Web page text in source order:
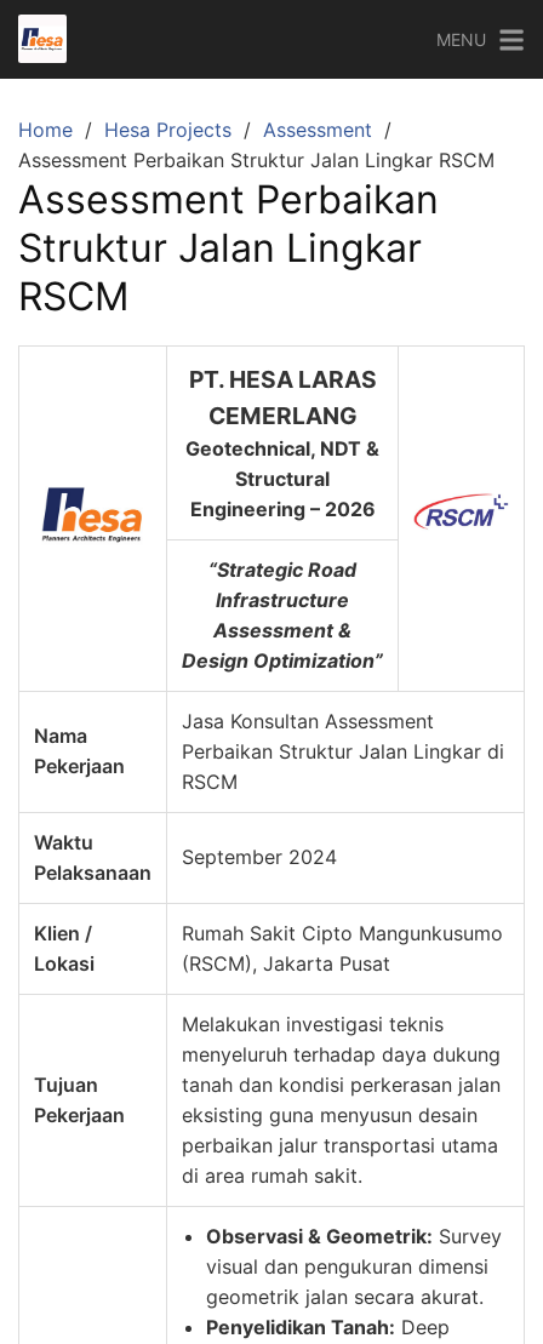
Skip
content
MENU
Home Hesa Projects
Assessment
Assessment Perbaikan Struktur Jalan Lingkar RSCM
Assessment Perbaikan
Struktur Jalan Lingkar
RSCM
PT. HESA LARAS
CEMERLANG
Geotechnical, NDT &
Structural
Engineering – 2026
“Strategic Road
Infrastructure
Assessment &
Design Optimization”
Nama
Pekerjaan
Jasa Konsultan Assessment
Perbaikan Struktur Jalan Lingkar di
RSCM
Waktu
Pelaksanaan
September 2024
Klien /
Lokasi
Rumah Sakit Cipto Mangunkusumo
(RSCM), Jakarta Pusat
Tujuan
Pekerjaan
Melakukan investigasi teknis
menyeluruh terhadap daya dukung
tanah dan kondisi perkerasan jalan
eksisting guna menyusun desain
perbaikan jalur transportasi utama
di area rumah sakit.
Observasi & Geometrik: Survey
visual dan pengukuran dimensi
geometrik jalan secara akurat.
Penyelidikan Tanah: Deep